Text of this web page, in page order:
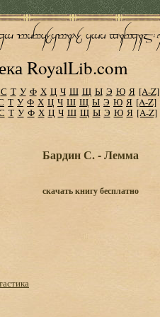
RoyalLib.com
С Т У Ф Х Ц Ч Ш Щ Ы Э Ю Я [A-Z]
Т У Ф Х Ц Ч Ш Щ Ы Э Ю Я [A-Z]
Т У Ф Х Ц Ч Ш Щ Ы Э Ю Я [A-Z]
Бардин С. - Лемма
скачать книгу бесплатно